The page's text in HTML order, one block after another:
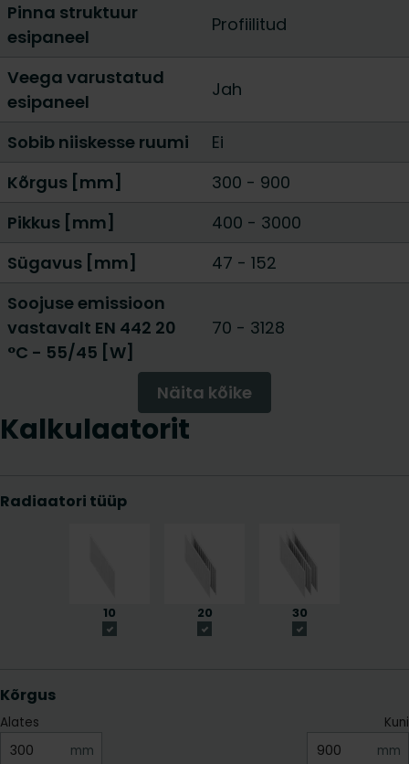
Pinna struktuur
esipaneel
Profiilitud
Veega varustatud
esipaneel
Jah
Sobib niiskesse ruumi
Ei
Kõrgus [mm]
300 - 900
Pikkus [mm]
400 - 3000
Sügavus [mm]
47 - 152
Soojuse emissioon
vastavalt EN 442 20
°C - 55/45 [W]
70 - 3128
Näita kõike
Kalkulaatorit